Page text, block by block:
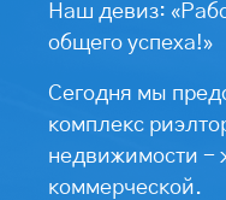
Наш девиз:
общего успеха!»
Сегодня мы
комплекс
недвижимости -
коммерческой.